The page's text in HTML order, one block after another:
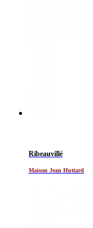
Ribeauvillé
Maison Jean Huttard